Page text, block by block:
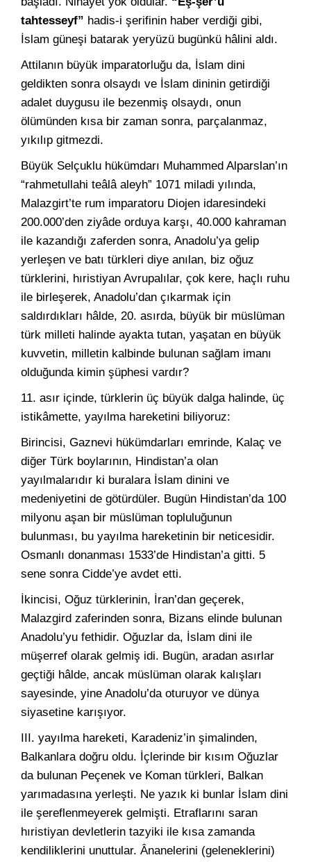
tahtesseyf” hadis-i şerifinin haber verdiği gibi,
İslam güneşi batarak yeryüzü bugünkü hâlini aldı.
Attilanın büyük imparatorluğu da, İslam dini
geldikten sonra olsaydı ve İslam dininin getirdiği
adalet duygusu ile bezenmiş olsaydı, onun
ölümünden kısa bir zaman sonra, parçalanmaz,
yıkılıp gitmezdi.
Büyük Selçuklu hükümdarı Muhammed Alparslan’ın
“rahmetullahi teâlâ aleyh” 1071 miladi yılında,
Malazgirt’te rum imparatoru Diojen idaresindeki
200.000’den ziyâde orduya karşı, 40.000 kahraman
ile kazandığı zaferden sonra, Anadolu’ya gelip
yerleşen ve batı türkleri diye anılan, biz oğuz
türklerini, hıristiyan Avrupalılar, çok kere, haçlı ruhu
ile birleşerek, Anadolu’dan çıkarmak için
saldırdıkları hâlde, 20. asırda, büyük bir müslüman
türk milleti halinde ayakta tutan, yaşatan en büyük
kuvvetin, milletin kalbinde bulunan sağlam imanı
olduğunda kimin şüphesi vardır?
11. asır içinde, türklerin üç büyük dalga halinde, üç
istikâmette, yayılma hareketini biliyoruz:
Birincisi, Gaznevi hükümdarları emrinde, Kalaç ve
diğer Türk boylarının, Hindistan’a olan
yayılmalarıdır ki buralara İslam dinini ve
medeniyetini de götürdüler. Bugün Hindistan’da 100
milyonu aşan bir müslüman topluluğunun
bulunması, bu yayılma hareketinin bir neticesidir.
Osmanlı donanması 1533’de Hindistan’a gitti. 5
sene sonra Cidde’ye avdet etti.
İkincisi, Oğuz türklerinin, İran’dan geçerek,
Malazgird zaferinden sonra, Bizans elinde bulunan
Anadolu’yu fethidir. Oğuzlar da, İslam dini ile
müşerref olarak gelmiş idi. Bugün, aradan asırlar
geçtiği hâlde, ancak müslüman olarak kalışları
sayesinde, yine Anadolu’da oturuyor ve dünya
siyasetine karışıyor.
III. yayılma hareketi, Karadeniz’in şimalinden,
Balkanlara doğru oldu. İçlerinde bir kısım Oğuzlar
da bulunan Peçenek ve Koman türkleri, Balkan
yarımadasına yerleşti. Ne yazık ki bunlar İslam dini
ile şereflenmeyerek gelmişti. Etraflarını saran
hıristiyan devletlerin tazyiki ile kısa zamanda
kendiliklerini unuttular. Ânanelerini (geleneklerini)